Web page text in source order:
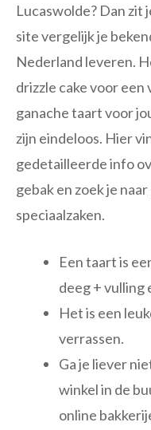
Lucaswolde? Dan zit
site vergelijk je
Nederland leveren.
drizzle cake voor
ganache taart voor
zijn eindeloos. Hier
gedetailleerde info
gebak en zoek je
speciaalzaken.
Een taart is
deeg + vulling
Het is een
verrassen.
Ga je liever
winkel in de
online